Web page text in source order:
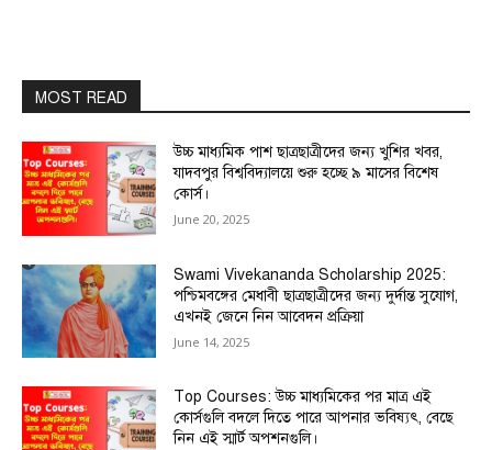
MOST READ
উচ্চ মাধ্যমিক পাশ ছাত্রছাত্রীদের জন্য খুশির খবর,
যাদবপুর বিশ্ববিদ্যালয়ে শুরু হচ্ছে ৯ মাসের বিশেষ
কোর্স।
June 20, 2025
Swami Vivekananda Scholarship 2025:
পশ্চিমবঙ্গের মেধাবী ছাত্রছাত্রীদের জন্য দুর্দান্ত সুযোগ,
এখনই জেনে নিন আবেদন প্রক্রিয়া
June 14, 2025
Top Courses: উচ্চ মাধ্যমিকের পর মাত্র এই
কোর্সগুলি বদলে দিতে পারে আপনার ভবিষ্যৎ, বেছে
নিন এই স্মার্ট অপশনগুলি।